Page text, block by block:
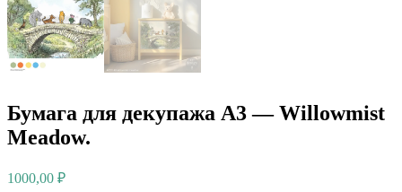
Бумага для декупажа А3 — Willowmist
Meadow.
1000,00 ₽